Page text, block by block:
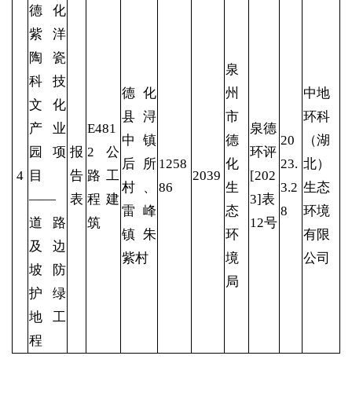
4
德化
紫洋
陶瓷
科技
文化
产业
园项
目
——
道路
及边
坡防
护绿
地工
程
报
告
表
E481
2公
路工
程建
筑
德化
县浔
中镇
后所
村、
雷峰
镇朱
紫村
1258
86
2039
泉
州
市
德
化
生
态
环
境
局
泉德
环评
[202
3]表
12号
20
23.
3.2
8
中地
环科
（湖
北）
生态
环境
有限
公司